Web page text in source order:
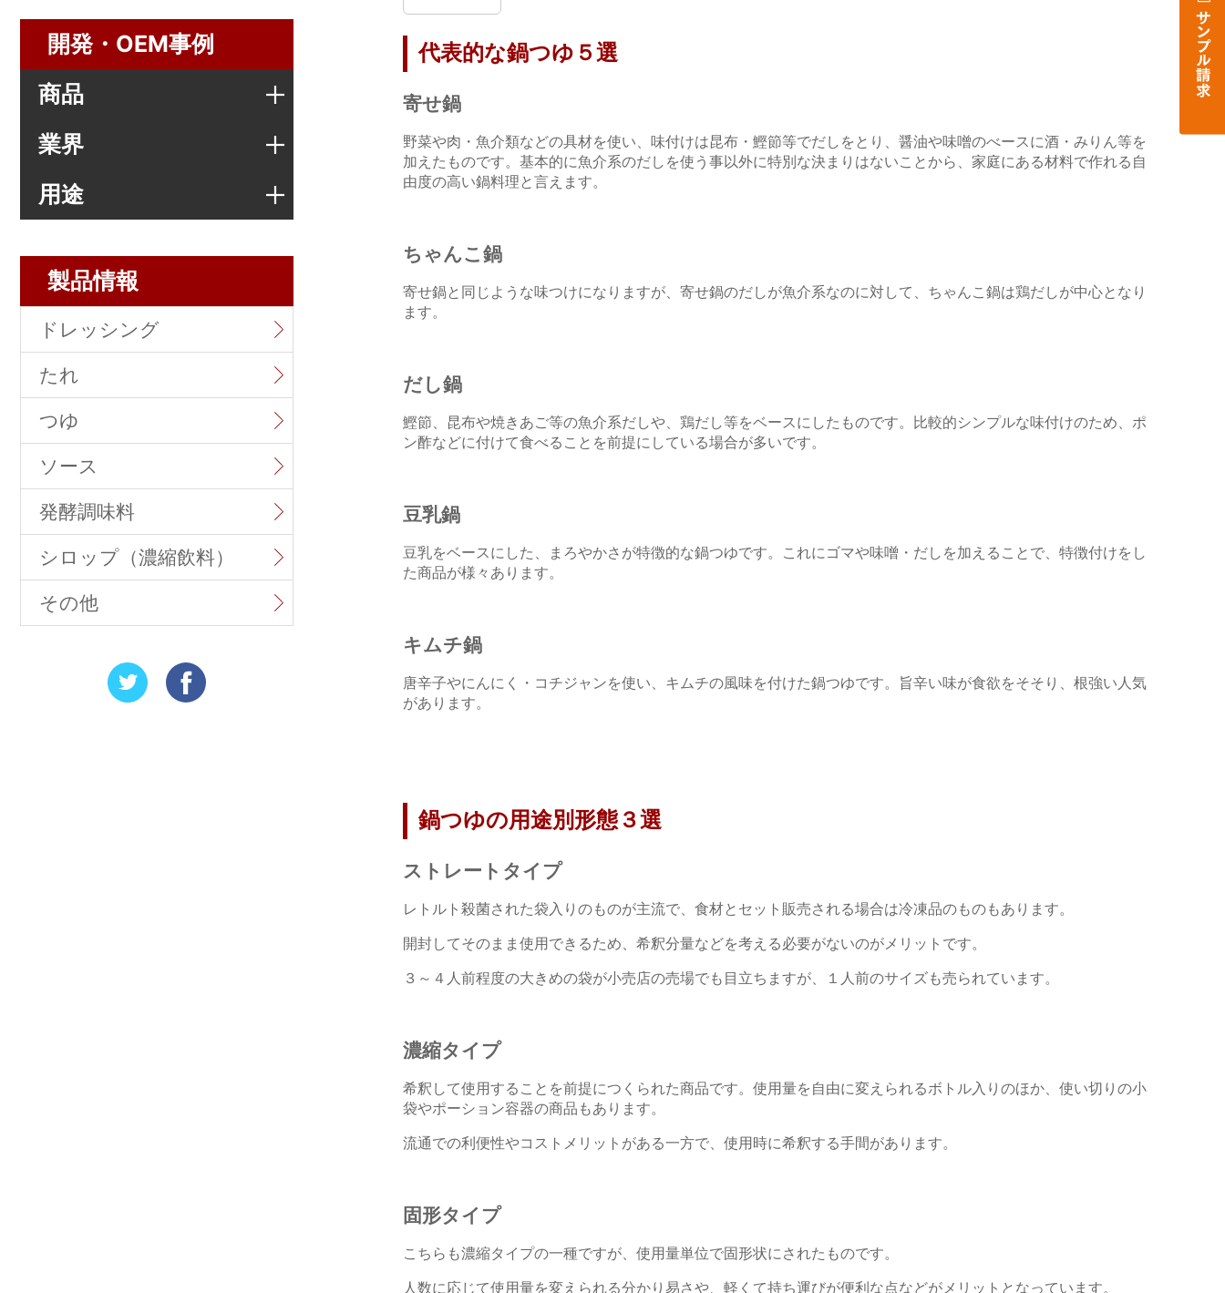
代表的な鍋つゆ５選
寄せ鍋
野菜や肉・魚介類などの具材を使い、味付けは昆布・鰹節等でだしをとり、醤油や味噌のべースに酒・みりん等を
加えたものです。基本的に魚介系のだしを使う事以外に特別な決まりはないことから、家庭にある材料で作れる自
由度の高い鍋料理と言えます。
ちゃんこ鍋
寄せ鍋と同じような味つけになりますが、寄せ鍋のだしが魚介系なのに対して、ちゃんこ鍋は鶏だしが中心となり
ます。
だし鍋
鰹節、昆布や焼きあご等の魚介系だしや、鶏だし等をベースにしたものです。比較的シンプルな味付けのため、ポ
ン酢などに付けて食べることを前提にしている場合が多いです。
豆乳鍋
豆乳をベースにした、まろやかさが特徴的な鍋つゆです。これにゴマや味噌・だしを加えることで、特徴付けをし
た商品が様々あります。
キムチ鍋
唐辛子やにんにく・コチジャンを使い、キムチの風味を付けた鍋つゆです。旨辛い味が食欲をそそり、根強い人気
があります。
鍋つゆの用途別形態３選
ストレートタイプ
レトルト殺菌された袋入りのものが主流で、食材とセット販売される場合は冷凍品のものもあります。
開封してそのまま使用できるため、希釈分量などを考える必要がないのがメリットです。
３～４人前程度の大きめの袋が小売店の売場でも目立ちますが、１人前のサイズも売られています。
濃縮タイプ
希釈して使用することを前提につくられた商品です。使用量を自由に変えられるボトル入りのほか、使い切りの小
袋やポーション容器の商品もあります。
流通での利便性やコストメリットがある一方で、使用時に希釈する手間があります。
固形タイプ
こちらも濃縮タイプの一種ですが、使用量単位で固形状にされたものです。
人数に応じて使用量を変えられる分かり易さや、軽くて持ち運びが便利な点などがメリットとなっています。
開発・OEM事例
商品
業界
用途
製品情報
ドレッシング
たれ
つゆ
ソース
発酵調味料
シロップ（濃縮飲料）
その他